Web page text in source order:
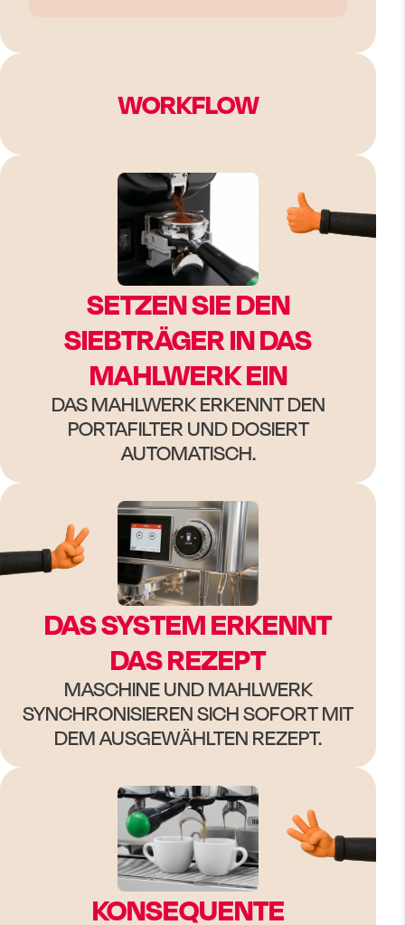
WORKFLOW
SETZEN SIE DEN
SIEBTRÄGER IN DAS
MAHLWERK EIN
DAS MAHLWERK ERKENNT DEN
PORTAFILTER UND DOSIERT
AUTOMATISCH.
DAS SYSTEM ERKENNT
DAS REZEPT
MASCHINE UND MAHLWERK
SYNCHRONISIEREN SICH SOFORT MIT
DEM AUSGEWÄHLTEN REZEPT.
KONSEQUENTE